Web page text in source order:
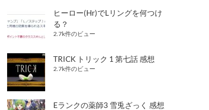
ヒーロー(Hr)でLリングを何つけ
る？
2.7k件のビュー
TRICK トリック 1 第七話 感想
2.7k件のビュー
Eランクの薬師3 雪兎ざっく 感想